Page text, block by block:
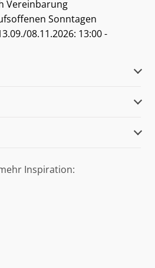
Vereinbarung
Sonntagen
08.11.2026: 13:00 -
Inspiration: